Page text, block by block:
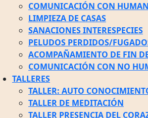
COMUNICACIÓN CON
LIMPIEZA DE CASAS
SANACIONES INTERESPECIES
PELUDOS PERDIDOS/
ACOMPAÑAMIENTO DE FIN
COMUNICACIÓN CON NO
TALLERES
TALLER: AUTO
TALLER DE MEDITACIÓN
TALLER PRESENCIA DEL